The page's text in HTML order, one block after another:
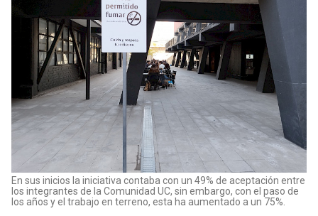
En sus inicios la iniciativa contaba con un 49% de aceptación entre
los integrantes de la Comunidad UC, sin embargo, con el paso de
los años y el trabajo en terreno, esta ha aumentado a un 75%.